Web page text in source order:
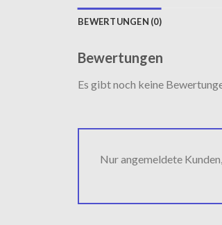
BEWERTUNGEN (0)
Bewertungen
Es gibt noch keine
Nur angemeldete